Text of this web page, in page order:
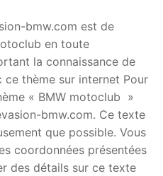
bmw.com est de
en toute
la connaissance de
thème sur internet Pour
« BMW motoclub »
bmw.com. Ce texte
que possible. Vous
coordonnées présentées
des détails sur ce texte